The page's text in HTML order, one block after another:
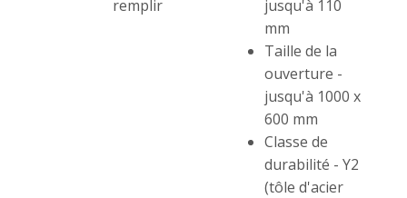
remplir
jusqu'à 110
mm
Taille de la
ouverture -
jusqu'à 1000 x
600 mm
Classe de
durabilité - Y2
(tôle d'acier